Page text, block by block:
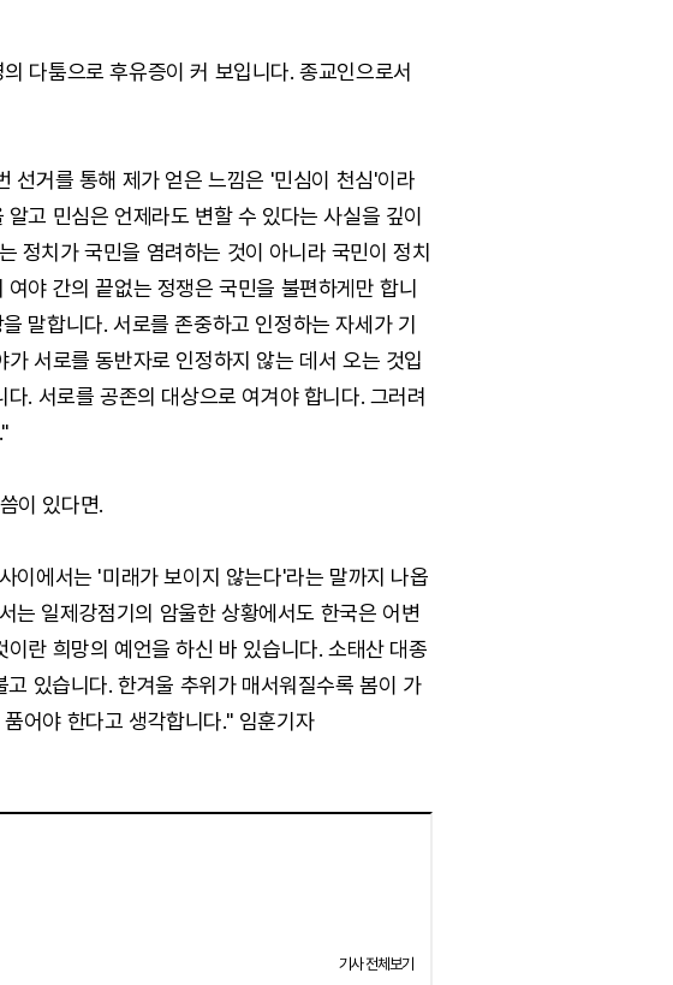
다툼으로 후유증이 커 보입니다. 종교인으로서
선거를 통해 제가 얻은 느낌은 '민심이 천심'이라
고 민심은 언제라도 변할 수 있다는 사실을 깊이
정치가 국민을 염려하는 것이 아니라 국민이 정치
야 간의 끝없는 정쟁은 국민을 불편하게만 합니
말합니다. 서로를 존중하고 인정하는 자세가 기
서로를 동반자로 인정하지 않는 데서 오는 것입
. 서로를 공존의 대상으로 여겨야 합니다. 그러려
이 있다면.
이에서는 '미래가 보이지 않는다'라는 말까지 나옵
는 일제강점기의 암울한 상황에서도 한국은 어변
란 희망의 예언을 하신 바 있습니다. 소태산 대종
있습니다. 한겨울 추위가 매서워질수록 봄이 가
어야 한다고 생각합니다." 임훈기자
기사 전체보기